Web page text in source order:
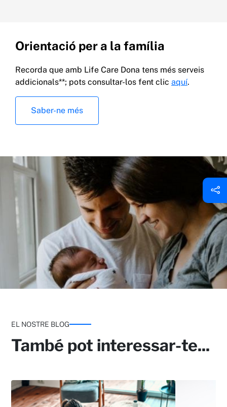
Orientació per a la família
Recorda que amb Life Care Dona tens més serveis
addicionals**; pots consultar-los fent clic aquí.
Saber-ne més
EL NOSTRE BLOG
També pot interessar-te...